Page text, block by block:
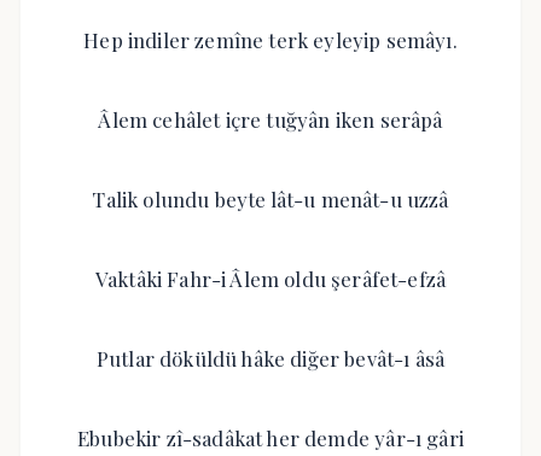
Hep indiler zemîne terk eyleyip semâyı.
Âlem cehâlet içre tuğyân iken serâpâ
Talik olundu beyte lât-u menât-u uzzâ
Vaktâki Fahr-i Âlem oldu şerâfet-efzâ
Putlar döküldü hâke diğer bevât-ı âsâ
Ebubekir zî-sadâkat her demde yâr-ı gâri